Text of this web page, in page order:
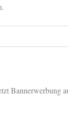
Bannerwerbung